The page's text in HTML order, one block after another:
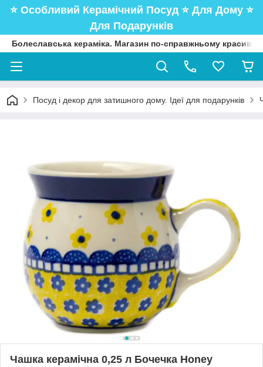
⭐️ Особливий Керамічний Посуд ⭐️ Для Дому ⭐️
Для Подарунків
Болеславська кераміка. Магазин по-справжньому
Посуд і декор для затишного дому. Ідеї для подарунків
Чашка керамічна 0,25 л Бочечка Honey